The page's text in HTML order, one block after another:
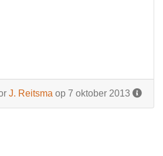
J. Reitsma op 7 oktober 2013